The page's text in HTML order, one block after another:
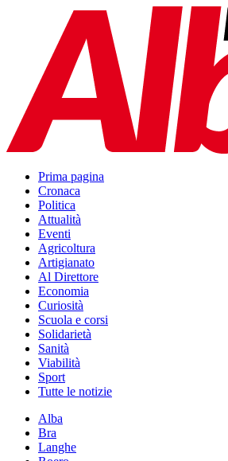
Prima pagina
Cronaca
Politica
Attualità
Eventi
Agricoltura
Artigianato
Al Direttore
Economia
Curiosità
Scuola e corsi
Solidarietà
Sanità
Viabilità
Sport
Tutte le notizie
Alba
Bra
Langhe